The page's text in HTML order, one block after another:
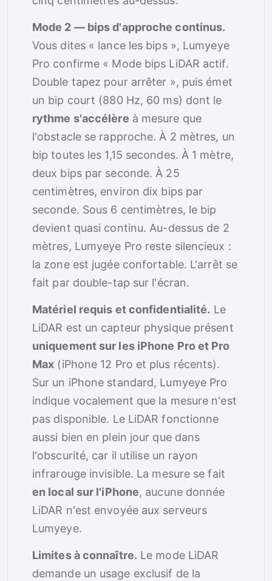
Mode 2 — bips d'approche continus.
Vous dites « lance les bips », Lumyeye
Pro confirme « Mode bips LiDAR actif.
Double tapez pour arrêter », puis émet
un bip court (880 Hz, 60 ms) dont le
rythme s'accélère à mesure que
l'obstacle se rapproche. À 2 mètres, un
bip toutes les 1,15 secondes. À 1 mètre,
deux bips par seconde. À 25
centimètres, environ dix bips par
seconde. Sous 6 centimètres, le bip
devient quasi continu. Au-dessus de 2
mètres, Lumyeye Pro reste silencieux :
la zone est jugée confortable. L'arrêt se
fait par double-tap sur l'écran.
Matériel requis et confidentialité. Le
LiDAR est un capteur physique présent
uniquement sur les iPhone Pro et Pro
Max (iPhone 12 Pro et plus récents).
Sur un iPhone standard, Lumyeye Pro
indique vocalement que la mesure n'est
pas disponible. Le LiDAR fonctionne
aussi bien en plein jour que dans
l'obscurité, car il utilise un rayon
infrarouge invisible. La mesure se fait
en local sur l'iPhone, aucune donnée
LiDAR n'est envoyée aux serveurs
Lumyeye.
Limites à connaître. Le mode LiDAR
demande un usage exclusif de la